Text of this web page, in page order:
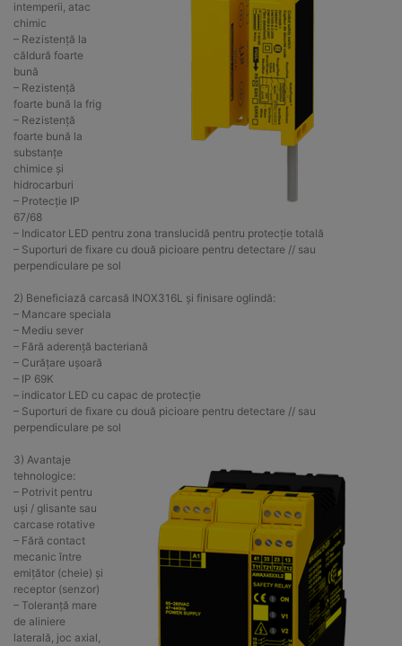
intemperii, atac
chimic
– Rezistență la
căldură foarte
bună
– Rezistență
foarte bună la frig
– Rezistență
foarte bună la
substanțe
chimice și
hidrocarburi
– Protecție IP
67/68
– Indicator LED pentru zona translucidă pentru protecție totală
– Suporturi de fixare cu două picioare pentru detectare // sau
perpendiculare pe sol
2) Beneficiază carcasă INOX316L și finisare oglindă:
– Mancare speciala
– Mediu sever
– Fără aderență bacteriană
– Curățare ușoară
– IP 69K
– indicator LED cu capac de protecție
– Suporturi de fixare cu două picioare pentru detectare // sau
perpendiculare pe sol
3) Avantaje
tehnologice:
– Potrivit pentru
uși / glisante sau
carcase rotative
– Fără contact
mecanic între
emițător (cheie) și
receptor (senzor)
– Toleranță mare
de aliniere
laterală, joc axial,